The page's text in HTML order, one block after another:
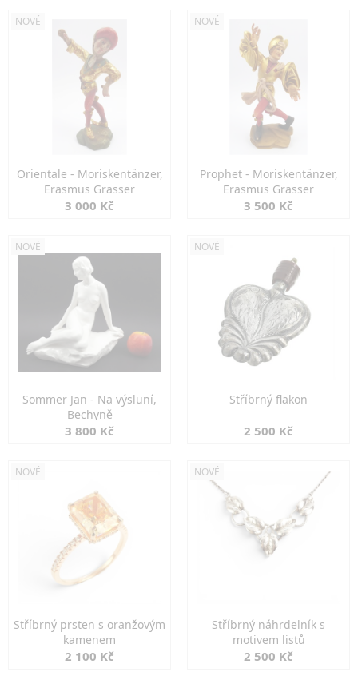
NOVÉ
Orientale - Moriskentänzer,
Erasmus Grasser
3 000 Kč
NOVÉ
Prophet - Moriskentänzer,
Erasmus Grasser
3 500 Kč
NOVÉ
Sommer Jan - Na výsluní,
Bechyně
3 800 Kč
NOVÉ
Stříbrný flakon
2 500 Kč
NOVÉ
Stříbrný prsten s oranžovým
kamenem
2 100 Kč
NOVÉ
Stříbrný náhrdelník s
motivem listů
2 500 Kč